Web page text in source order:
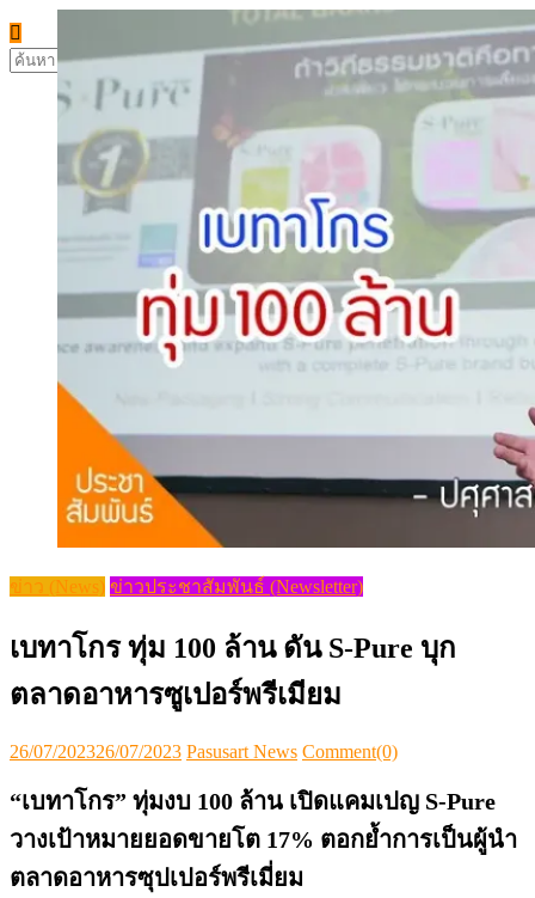
ค้นหา
สำหรับ:
ข่าว (News) ข่าวประชาสัมพันธ์ (Newsletter)
เบทาโกร ทุ่ม 100 ล้าน ดัน S-Pure บุก
ตลาดอาหารซูเปอร์พรีเมียม
Posted
26/07/202326/07/2023 Author
Pasusart News Comment(0)
“เบทาโกร” ทุ่มงบ 100 ล้าน เปิดแคมเปญ S-Pure
วางเป้าหมายยอดขายโต 17% ตอกย้ำการเป็นผู้นำ
ตลาดอาหารซุปเปอร์พรีเมี่ยม